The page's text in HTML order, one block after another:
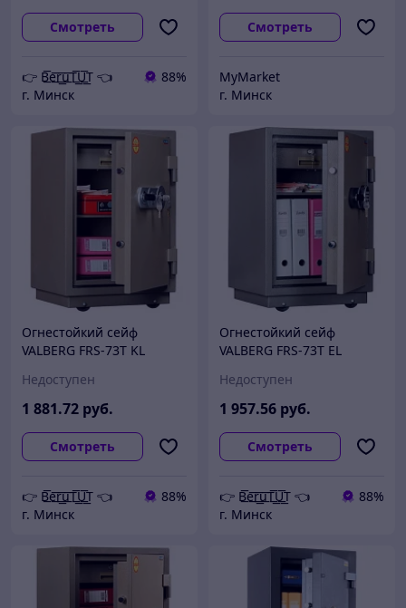
Смотреть
👉 B͟͞e͟͞r͟͟͞u͟͞T͟͟͞U͟͟͞T 👈
88%
г. Минск
Смотреть
MyMarket
г. Минск
Огнестойкий сейф
VALBERG FRS-73T KL
Недоступен
1 881.72 руб.
Смотреть
👉 B͟͞e͟͞r͟͟͞u͟͞T͟͟͞U͟͟͞T 👈
88%
г. Минск
Огнестойкий сейф
VALBERG FRS-73T EL
Недоступен
1 957.56 руб.
Смотреть
👉 B͟͞e͟͞r͟͟͞u͟͞T͟͟͞U͟͟͞T 👈
88%
г. Минск